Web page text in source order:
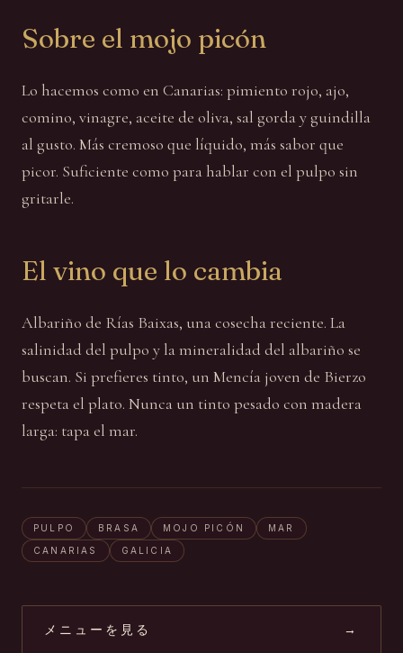
Sobre el mojo picón
Lo hacemos como en Canarias: pimiento rojo, ajo,
comino, vinagre, aceite de oliva, sal gorda y guindilla
al gusto. Más cremoso que líquido, más sabor que
picor. Suficiente como para hablar con el pulpo sin
gritarle.
El vino que lo cambia
Albariño de Rías Baixas, una cosecha reciente. La
salinidad del pulpo y la mineralidad del albariño se
buscan. Si prefieres tinto, un Mencía joven de Bierzo
respeta el plato. Nunca un tinto pesado con madera
larga: tapa el mar.
PULPO BRASA MOJO PICÓN MAR
CANARIAS GALICIA
メニューを見る →